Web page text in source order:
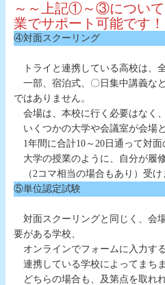
～～上記①～③につい
業でサポート可能です！
④対面スクーリング
トライと連携している高校は、
一部、宿泊式、〇日集中講義な
ではありません。
会場は、本校に行く必要はなく
いくつかの大学や会議室が会場
1年間に合計10～20日通って対面
大学の授業のように、自分が履
（2コマ相当の場合もあり）受け
⑤単位認定試験
対面スクーリングと同じく、会
要がある学校、
オンラインでフォームに入力す
連携している学校によってまちま
どちらの場合も、及第点を取れ